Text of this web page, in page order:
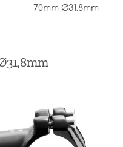
70mm Ø31.8mm